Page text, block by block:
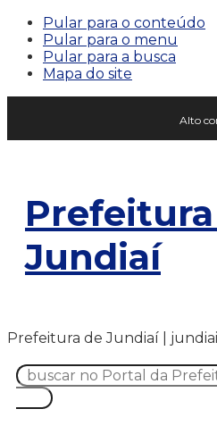
Pular para o conteúdo
Pular para o menu
Pular para a busca
Mapa do site
Alto
Jundiaí
Prefeitura de Jundiaí |